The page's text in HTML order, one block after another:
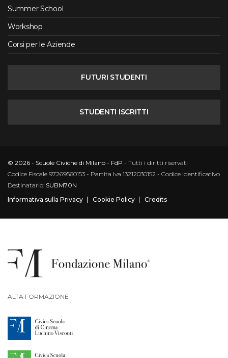
Summer School
Workshop
Corsi per le Aziende
FUTURI STUDENTI
STUDENTI ISCRITTI
© 2026 - Scuole Civiche di Milano - FdP - Tutti i diritti riservati
Codice Fiscale 97269560153 - Partita Iva 13212030152 - Codice Identificativo
Destinatario: SUBM70N
Informativa sulla Privacy
Cookie Policy Credits
ALTA FORMAZIONE